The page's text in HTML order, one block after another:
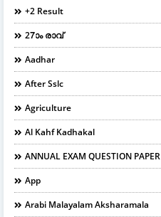
+2 Result
27ാം രാവ്
Aadhar
After Sslc
Agriculture
Al Kahf Kadhakal
ANNUAL EXAM QUESTION PAPER
App
Arabi Malayalam Aksharamala